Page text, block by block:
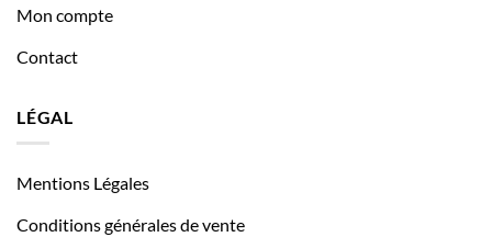
Mon compte
Contact
LÉGAL
Mentions Légales
Conditions générales de vente